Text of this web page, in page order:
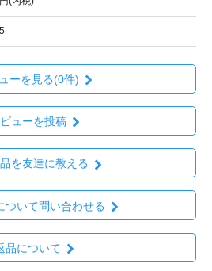
ーを見る(0件)
ューを投稿
を友達に教える
ついて問い合わせる
品について